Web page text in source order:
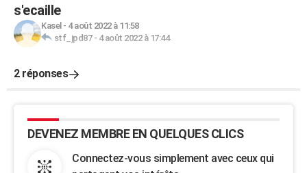
s'ecaille
Kasel - 4 août 2022 à 11:58
stf_jpd87- 4 août 2022 à 17:44
2 réponses
DEVENEZ MEMBRE EN QUELQUES CLICS
Connectez-vous simplement avec ceux qui